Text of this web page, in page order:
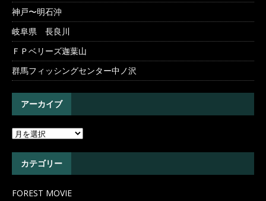
神戸〜明石沖
岐阜県 長良川
ＦＰベリーズ迦葉山
群馬フィッシングセンター中ノ沢
アーカイブ
カテゴリー
FOREST MOVIE